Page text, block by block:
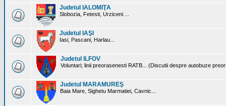
Judetul IALOMIŢA
Slobozia, Fetesti, Urziceni ...
Judetul IAŞI
Iasi, Pascani, Harlau...
Judetul ILFOV
Voluntari; linii preorasenesti RATB... (Discutii despre autobuze
Judetul MARAMUREŞ
Baia Mare, Sighetu Marmatiei, Cavnic...